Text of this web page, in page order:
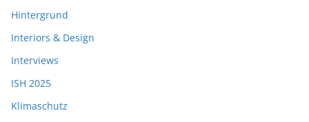
Hintergrund
Interiors & Design
Interviews
ISH 2025
Klimaschutz